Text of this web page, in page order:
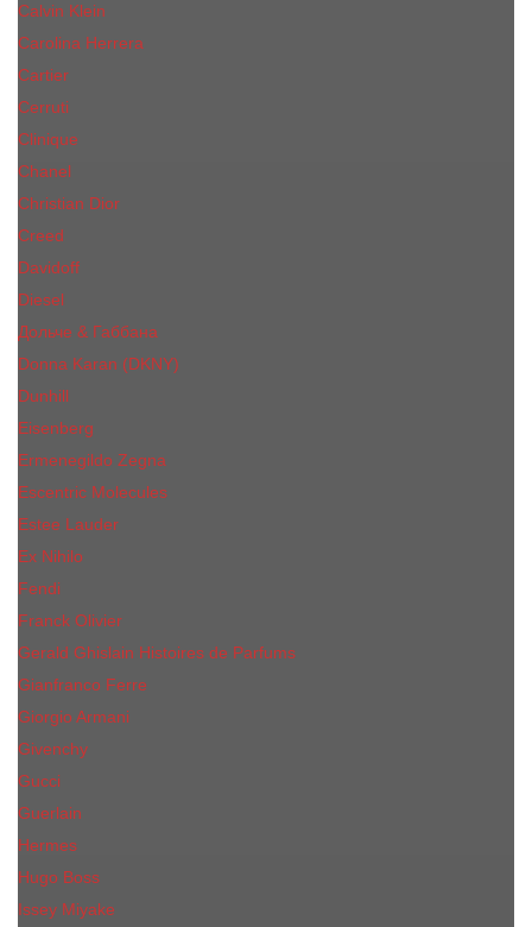
Calvin Klein
Carolina Herrera
Cartier
Cerruti
Сliniquе
Chanel
Christian Dior
Creed
Davidoff
Diesel
Дольче & Габбана
Donna Karan (DKNY)
Dunhill
Eisenberg
Ermenegildo Zegna
Escentric Molecules
Еsteе Lаudеr
Ex Nihilo
Fendi
Franck Olivier
Gerald Ghislain Histoires de Parfums
Gianfranco Ferre
Giorgio Armani
Givenchy
Gucci
Guerlain
Hermes
Hugo Boss
Issey Miyake